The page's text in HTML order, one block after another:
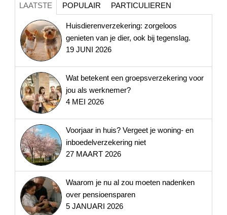
LAATSTE POPULAIR PARTICULIEREN
Huisdierenverzekering: zorgeloos
genieten van je dier, ook bij tegenslag.
19 JUNI 2026
Wat betekent een groepsverzekering voor
jou als werknemer?
4 MEI 2026
Voorjaar in huis? Vergeet je woning- en
inboedelverzekering niet
27 MAART 2026
Waarom je nu al zou moeten nadenken
over pensioensparen
5 JANUARI 2026